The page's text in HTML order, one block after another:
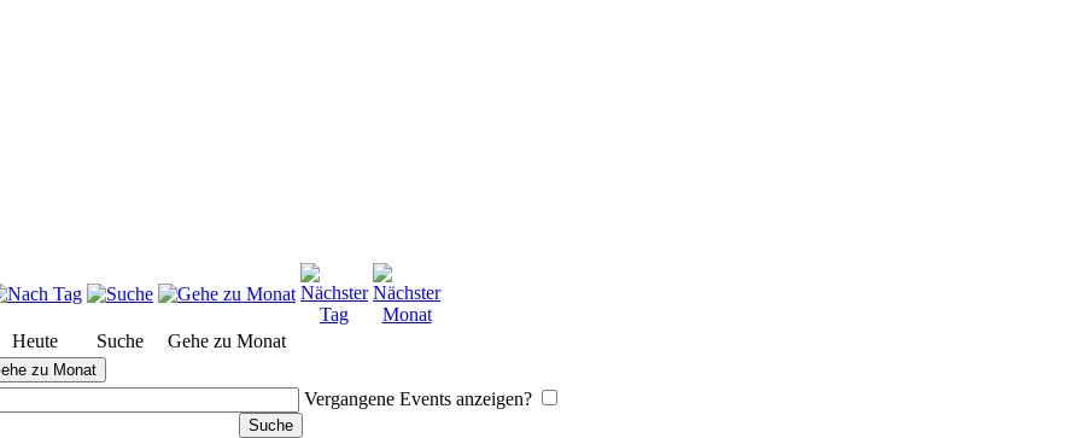
Heute Suche Gehe zu Monat
zu Monat
Vergangene Events anzeigen?